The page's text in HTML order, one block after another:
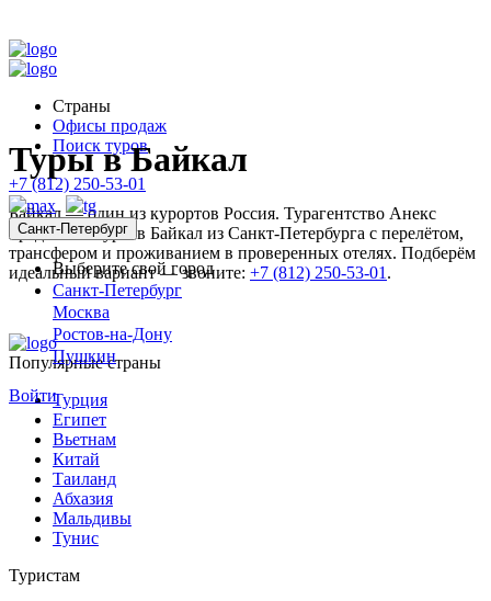
Страны
Офисы продаж
Поиск туров
+7 (812) 250-53-01
Санкт-Петербург
Выберите свой город
Санкт-Петербург
Москва
Ростов-на-Дону
Пушкин
Войти
Туры в Байкал
Байкал — один из курортов Россия. Турагентство Анекс
предлагает туры в Байкал из Санкт-Петербурга с перелётом,
трансфером и проживанием в проверенных отелях. Подберём
идеальный вариант — звоните: +7 (812) 250-53-01 .
Популярные страны
Турция
Египет
Вьетнам
Китай
Таиланд
Абхазия
Мальдивы
Тунис
Туристам